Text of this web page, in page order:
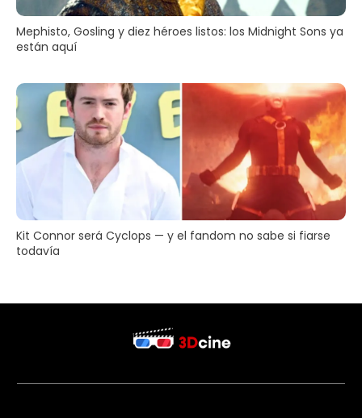
Mephisto, Gosling y diez héroes listos: los Midnight Sons ya
están aquí
Kit Connor será Cyclops — y el fandom no sabe si fiarse
todavía